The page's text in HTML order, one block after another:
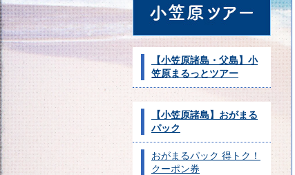
【小笠原諸島・父島】小
笠原まるっとツアー
【小笠原諸島】おがまる
パック
おがまるパック 得トク！
クーポン券